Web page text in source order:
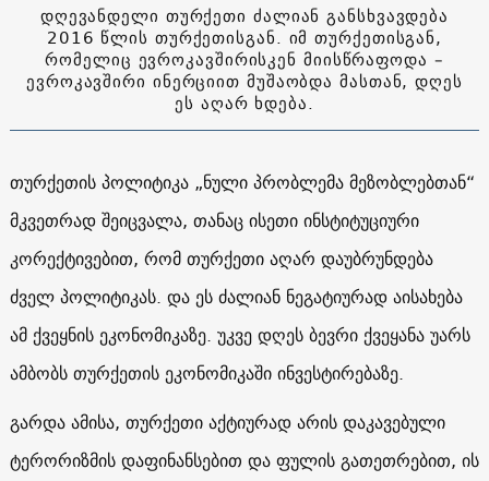
დღევანდელი თურქეთი ძალიან განსხვავდება
2016 წლის თურქეთისგან. იმ თურქეთისგან,
რომელიც ევროკავშირისკენ მიისწრაფოდა –
ევროკავშირი ინერციით მუშაობდა მასთან, დღეს
ეს აღარ ხდება.
თურქეთის პოლიტიკა „ნული პრობლემა მეზობლებთან“
მკვეთრად შეიცვალა, თანაც ისეთი ინსტიტუციური
კორექტივებით, რომ თურქეთი აღარ დაუბრუნდება
ძველ პოლიტიკას. და ეს ძალიან ნეგატიურად აისახება
ამ ქვეყნის ეკონომიკაზე. უკვე დღეს ბევრი ქვეყანა უარს
ამბობს თურქეთის ეკონომიკაში ინვესტირებაზე.
გარდა ამისა, თურქეთი აქტიურად არის დაკავებული
ტერორიზმის დაფინანსებით და ფულის გათეთრებით, ის